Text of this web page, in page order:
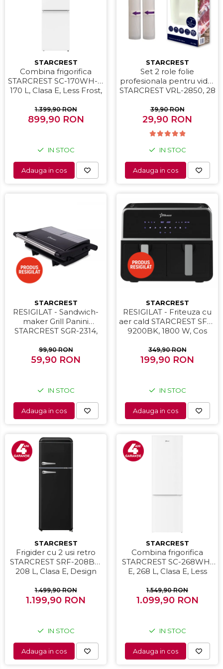
Periute de dinti electrice
Preparare alimente
Preparare ceai si cafea
Preparare desert
accesori inghetata
Prajitoare de paine
Storcatoare
Storcatoare
Tigai
STARCREST
Combina frigorifica
STARCREST SC-170WH-E,
170 L, Clasa E, Less Frost,
Iluminare LED, Picioare
ajustabile, Usi reversibile,
1.399,90 RON
899,90 RON
IN STOC
Adauga in cos
STARCREST
Set 2 role folie
profesionala pentru vidat
STARCREST VRL-2850, 28
reutilizabile, sous vide,
lavabile in masina de
transparent
39,90 RON
29,90 RON
IN STOC
Adauga in cos
STARCREST
RESIGILAT - Sandwich-
maker Grill Panini
STARCREST SGR-2314,
nonaderente,
Deschidere 180°,
99,90 RON
59,90 RON
IN STOC
Adauga in cos
STARCREST
RESIGILAT - Friteuza cu
aer cald STARCREST SFR-
9200BK, 1800 W, Cos
80 - 200 °C, 8 programe
predefinite, Negru
349,90 RON
199,90 RON
IN STOC
Adauga in cos
STARCREST
Frigider cu 2 usi retro
STARCREST SRF-208BK,
208 L, Clasa E, Design
Termostat Reglabil, H 147
cm, Negru
1.499,90 RON
1.199,90 RON
IN STOC
Adauga in cos
STARCREST
Combina frigorifica
STARCREST SC-268WH-
E, 268 L, Clasa E, Less
Iluminare LED, Picioare
ajustabile, Usi reversibile,
1.549,90 RON
1.099,90 RON
IN STOC
Adauga in cos